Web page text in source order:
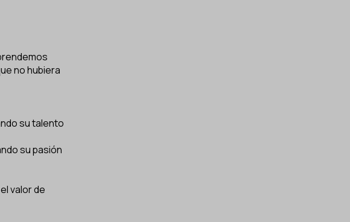
no hubiera
su talento
su pasión
valor de